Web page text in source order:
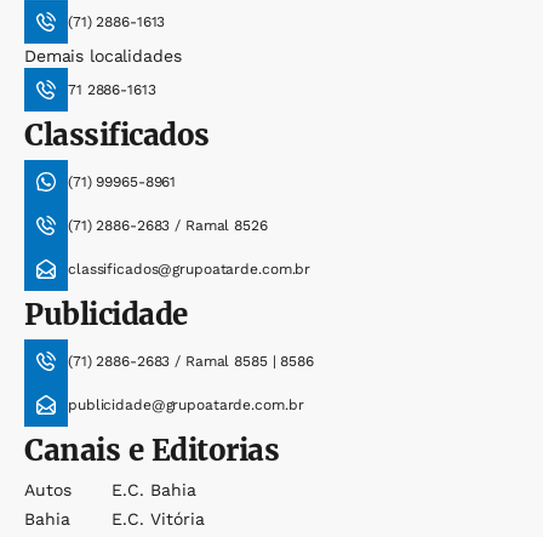
(71) 2886-1613
Demais localidades
71 2886-1613
Classificados
(71) 99965-8961
(71) 2886-2683 / Ramal 8526
classificados@grupoatarde.com.br
Publicidade
(71) 2886-2683 / Ramal 8585 | 8586
publicidade@grupoatarde.com.br
Canais e Editorias
Autos
Bahia
E.c. Bahia
E.c. Vitória